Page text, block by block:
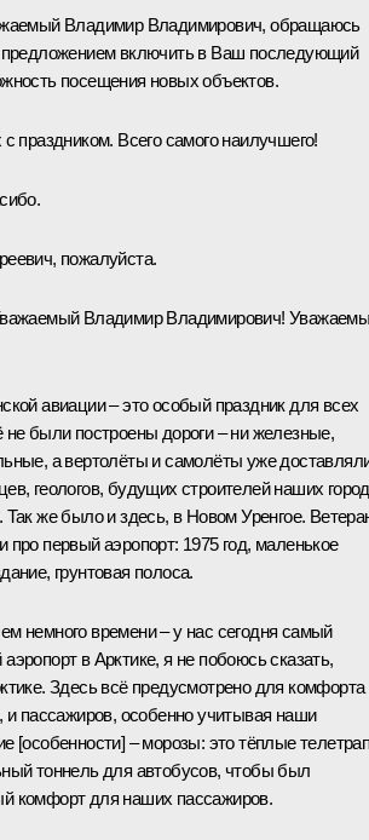
Владимир Владимирович, обращаюсь
предложением включить в Ваш последующий
посещения новых объектов.
праздником. Всего самого наилучшего!
пожалуйста.
Владимир Владимирович!
авиации – это особый праздник для всех
были построены дороги – ни железные,
а вертолёты и самолёты уже
геологов, будущих строителей наших
же было и здесь, в Новом Уренгое.
про первый аэропорт: 1975 год, маленькое
грунтовая полоса.
немного времени – у нас сегодня самый
в Арктике, я не побоюсь сказать,
Здесь всё предусмотрено для комфорта
и пассажиров, особенно учитывая наши
[особенности] – морозы: это тёплые
тоннель для автобусов, чтобы был
комфорт для наших пассажиров.